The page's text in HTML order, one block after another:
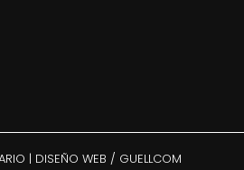
| DISEÑO WEB / GUELLCOM